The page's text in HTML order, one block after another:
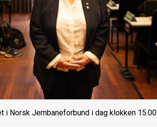
i Norsk Jernbaneforbund i dag klokken 15.00